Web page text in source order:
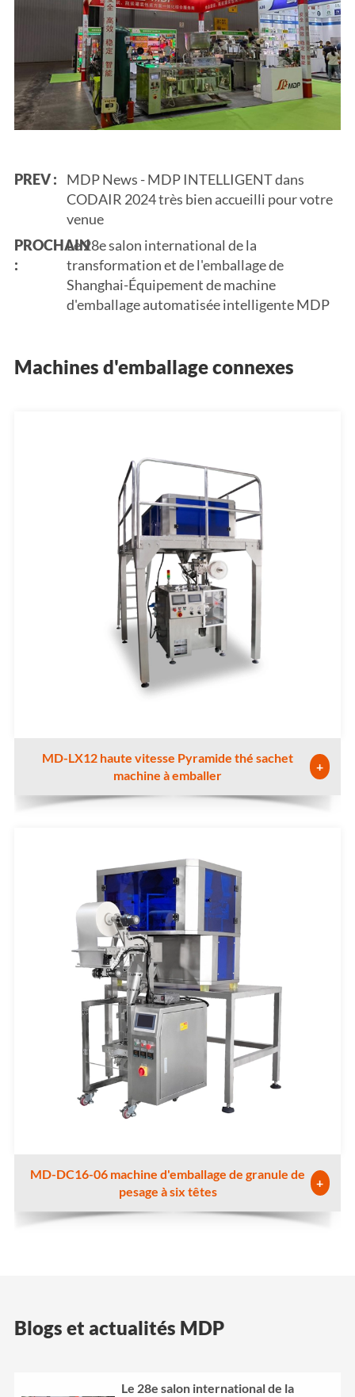
PREV :
MDP News - MDP INTELLIGENT dans
CODAIR 2024 très bien accueilli pour votre
venue
PROCHAIN
:
Le 28e salon international de la
transformation et de l'emballage de
Shanghai-Équipement de machine
d'emballage automatisée intelligente MDP
Machines d'emballage connexes
MD-LX12 haute vitesse Pyramide thé sachet
machine à emballer
+
MD-DC16-06 machine d'emballage de granule de
pesage à six têtes
+
Blogs et actualités MDP
Le 28e salon international de la